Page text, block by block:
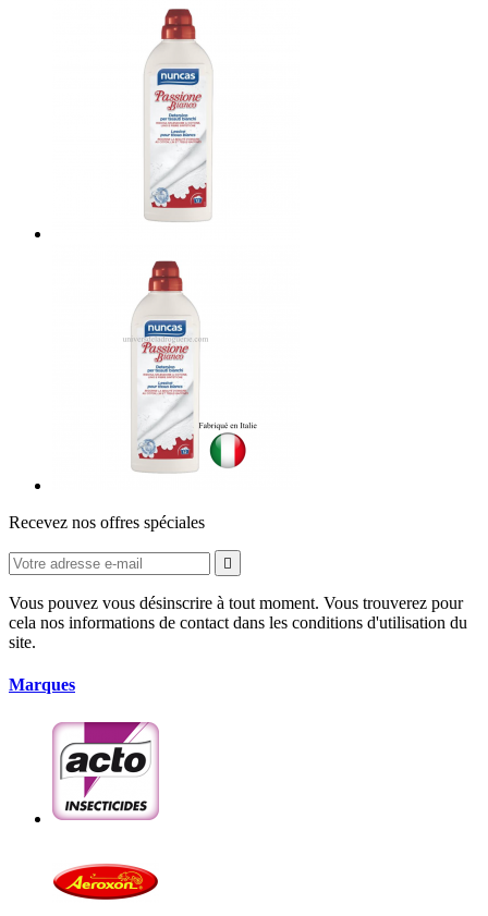
Recevez nos offres spéciales

Vous pouvez vous désinscrire à tout moment. Vous trouverez pour
cela nos informations de contact dans les conditions d'utilisation du
site.
Marques